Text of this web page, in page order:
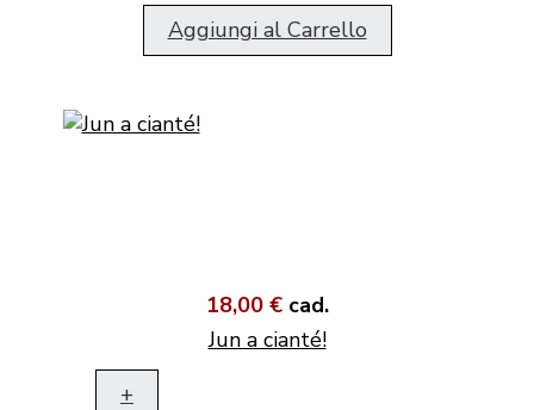
Aggiungi al Carrello
18,00 € cad.
Jun a cianté!
+